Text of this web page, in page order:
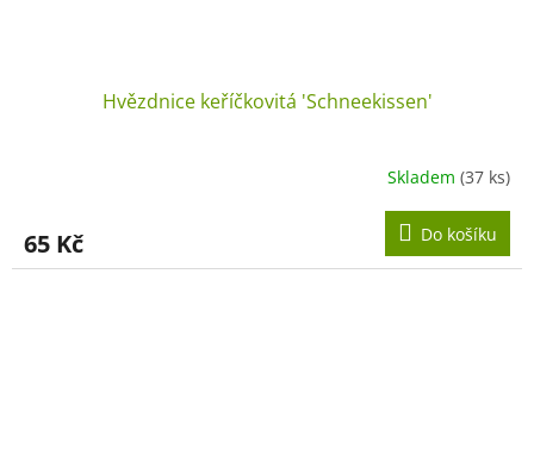
Hvězdnice keříčkovitá 'Schneekissen'
Skladem (37 ks)
65 Kč Do košíku